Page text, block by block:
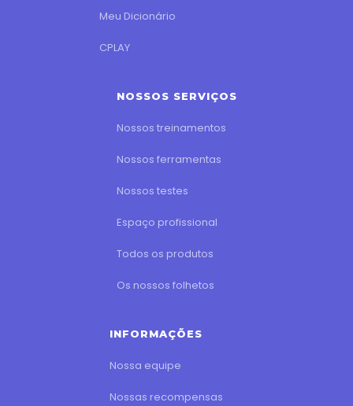
Meu Dicionário
CPLAY
NOSSOS SERVIÇOS
Nossos treinamentos
Nossos ferramentas
Nossos testes
Espaço profissional
Todos os produtos
Os nossos folhetos
INFORMAÇÕES
Nossa equipe
Nossas recompensas